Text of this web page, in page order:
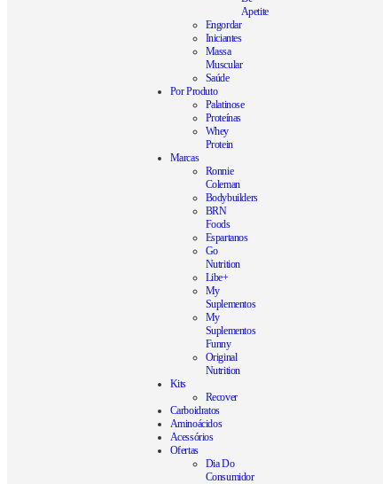
Apetite
Engordar
Iniciantes
Massa
Muscular
Saúde
Por Produto
Palatinose
Proteínas
Whey
Protein
Marcas
Ronnie
Coleman
Bodybuilders
BRN
Foods
Espartanos
Go
Nutrition
Libe+
My
Suplementos
My
Suplementos
Funny
Original
Nutrition
Kits
Recover
Carboidratos
Aminoácidos
Acessórios
Ofertas
Dia Do
Consumidor